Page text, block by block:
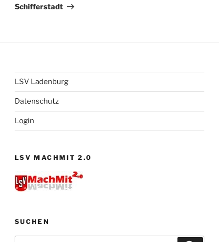
Schifferstadt
LSV Ladenburg
Datenschutz
Login
LSV MACHMIT 2.0
SUCHEN